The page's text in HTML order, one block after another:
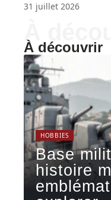
31 juillet 2026
À découvrir
HOBBIES
Base
histoire